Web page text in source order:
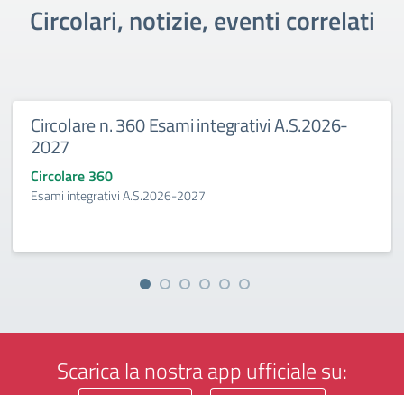
Circolari, notizie, eventi correlati
Circolare n. 360 Esami integrativi A.S.2026-
2027
Circolare 360
Esami integrativi A.S.2026-2027
Scarica la nostra app ufficiale su: